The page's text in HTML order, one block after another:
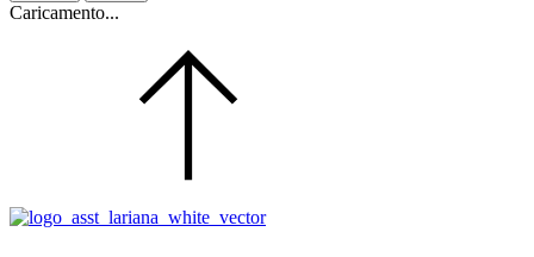
Caricamento...